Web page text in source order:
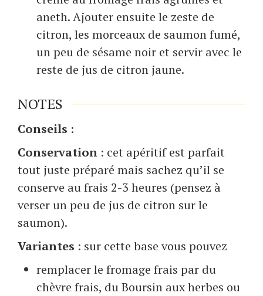
aneth. Ajouter ensuite le zeste de
citron, les morceaux de saumon fumé,
un peu de sésame noir et servir avec le
reste de jus de citron jaune.
NOTES
Conseils :
Conservation : cet apéritif est parfait
tout juste préparé mais sachez qu’il se
conserve au frais 2-3 heures (pensez à
verser un peu de jus de citron sur le
saumon).
Variantes : sur cette base vous pouvez
remplacer le fromage frais par du
chèvre frais, du Boursin aux herbes ou